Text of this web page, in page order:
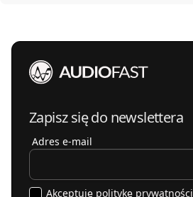
Zapisz się do newslettera
Adres e-mail
Akceptuję politykę prywatności